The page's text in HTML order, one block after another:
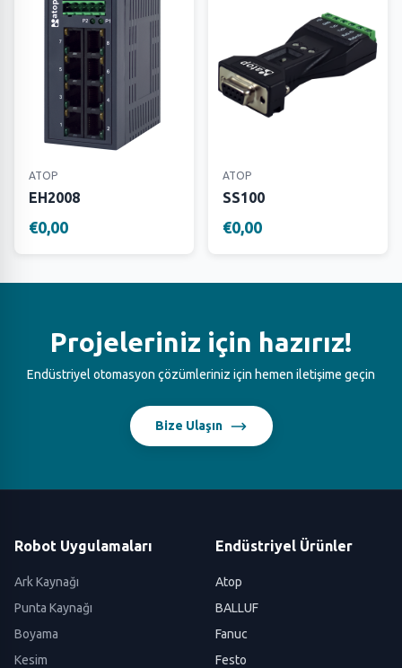
ATOP
EH2008
€0,00
ATOP
SS100
€0,00
Projeleriniz için hazırız!
Endüstriyel otomasyon çözümleriniz için hemen iletişime geçin
Bize Ulaşın
Robot Uygulamaları
Ark Kaynağı
Punta Kaynağı
Boyama
Kesim
Endüstriyel Ürünler
Atop
BALLUF
Fanuc
Festo